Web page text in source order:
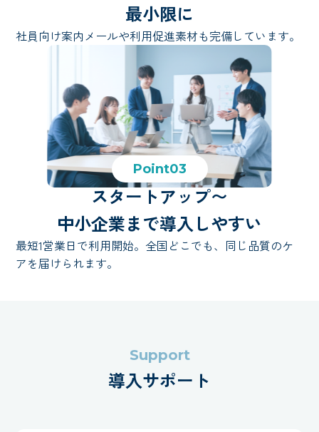
最小限に
社員向け案内メールや利用促進素材も完備しています。
Point03
スタートアップ〜
中小企業まで導入しやすい
最短1営業日で利用開始。全国どこでも、同じ品質のケ
アを届けられます。
Support
導入サポート